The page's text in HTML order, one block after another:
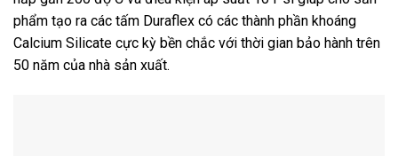
phẩm tạo ra các tấm Duraflex có các thành phần khoáng
Calcium Silicate cực kỳ bền chắc với thời gian bảo hành trên
50 năm của nhà sản xuất.